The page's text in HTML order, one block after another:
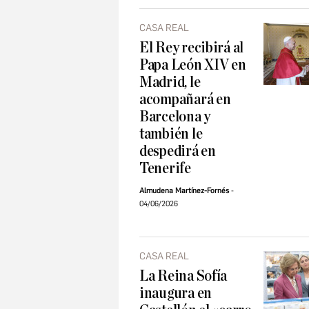
CASA REAL
El Rey recibirá al
Papa León XIV en
Madrid, le
acompañará en
Barcelona y
también le
despedirá en
Tenerife
Almudena Martínez-Fornés
04/06/2026
CASA REAL
La Reina Sofía
inaugura en